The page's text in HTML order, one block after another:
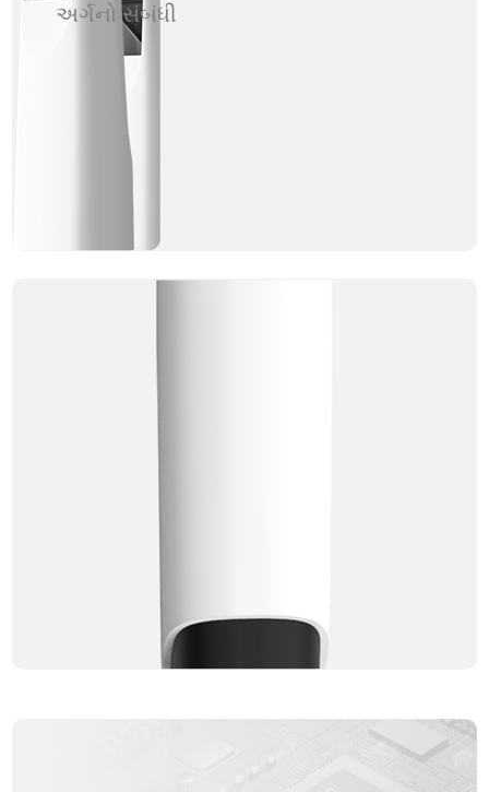
અર્ગનો સંબંધી